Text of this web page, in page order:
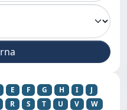
E F G H I
J
R S T U V
W